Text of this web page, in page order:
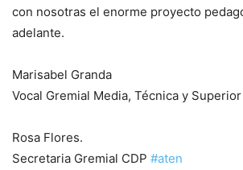
con nosotras el enorme proyecto
adelante.
Marisabel Granda
Vocal Gremial Media, Técnica y Superior
Rosa Flores.
Secretaria Gremial CDP #aten